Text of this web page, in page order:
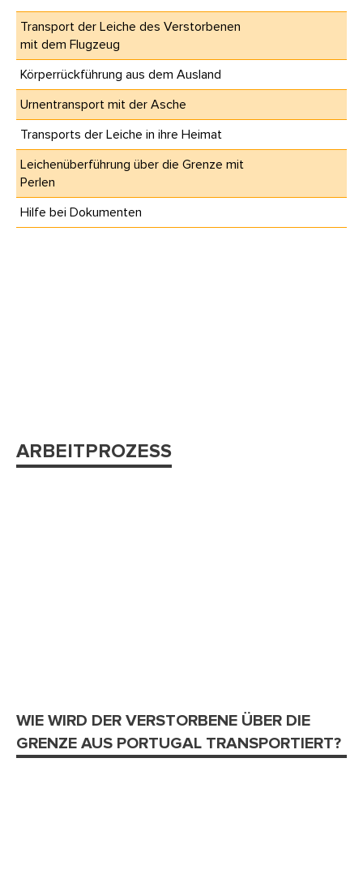
Transport der Leiche des Verstorbenen
mit dem Flugzeug
Körperrückführung aus dem Ausland
Urnentransport mit der Asche
Transports der Leiche in ihre Heimat
Leichenüberführung über die Grenze mit
Perlen
Hilfe bei Dokumenten
ARBEITPROZESS
WIE WIRD DER VERSTORBENE ÜBER DIE
GRENZE AUS PORTUGAL TRANSPORTIERT?